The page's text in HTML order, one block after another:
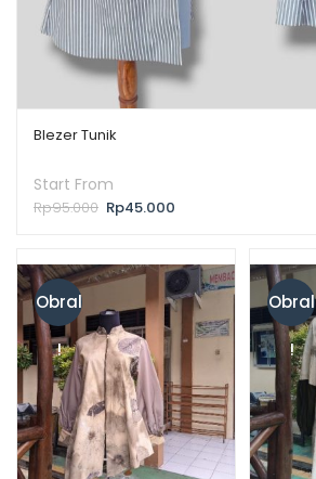
Blezer Tunik
Start From
Rp95.000 Rp45.000
Obral
!
Obral
!